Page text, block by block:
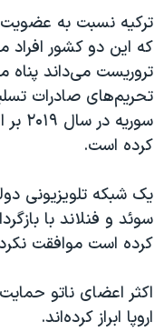
ترکیه نسبت به عضویت
که این دو کشور افراد
تروریست می‌داند پناه
تحریم‌های صادرات
کرده است.
یک شبکه تلویزیونی
کرده است موافقت
اکثر اعضای ناتو
اروپا ابراز کرده‌اند.